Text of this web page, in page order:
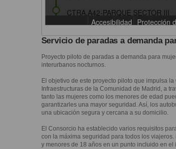
Servicio de paradas a demanda
Proyecto piloto de paradas a demanda para
interurbanos nocturnos.
El objetivo de este proyecto piloto que impulsa
Infraestructuras de la Comunidad de Madrid, a
tanto las mujeres como los menores de edad
garantizarles una mayor seguridad. Así, los
una ubicación segura y cercana a su domicilio.
El Consorcio ha establecido varios requisitos
con la máxima seguridad para todos los
y menores de 18 años en un punto incluido en